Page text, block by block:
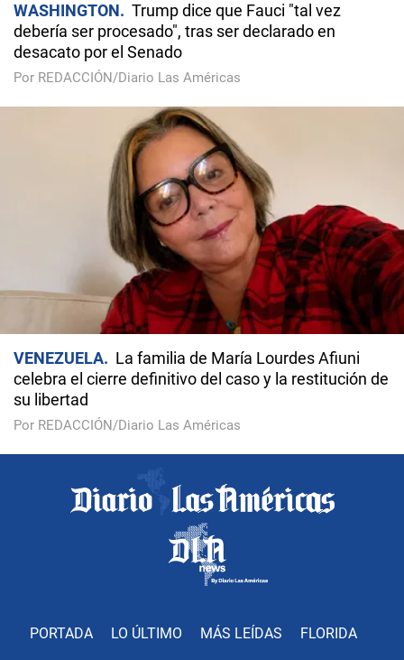
WASHINGTON
Trump dice que Fauci "tal vez
debería ser procesado", tras ser declarado en
desacato por el Senado
Por REDACCIÓN/Diario Las Américas
VENEZUELA
La familia de María Lourdes Afiuni
celebra el cierre definitivo del caso y la restitución de
su libertad
Por REDACCIÓN/Diario Las Américas
PORTADA LO ÚLTIMO MÁS LEÍDAS FLORIDA